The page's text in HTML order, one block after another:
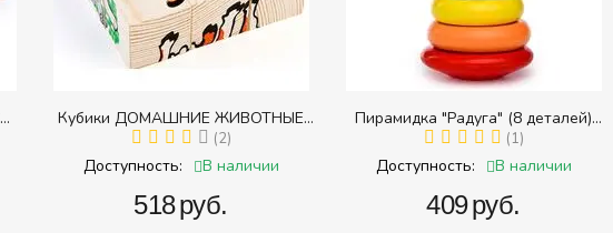
Кубики ДОМАШНИЕ ЖИВОТНЫЕ
(Томик) (Набор кубиков разрезных
(складных))
(2)
Доступность: В наличии
‍518‍руб.
Пирамидка "Радуга" (8 деталей)
(Пирамидка среднего размера)
(1)
Доступность: В наличии
‍409‍руб.